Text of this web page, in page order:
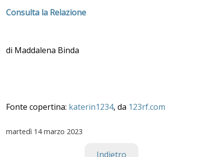
Consulta la Relazione
di Maddalena Binda
Fonte copertina: katerin1234, da 123rf.com
martedì 14 marzo 2023
Indietro